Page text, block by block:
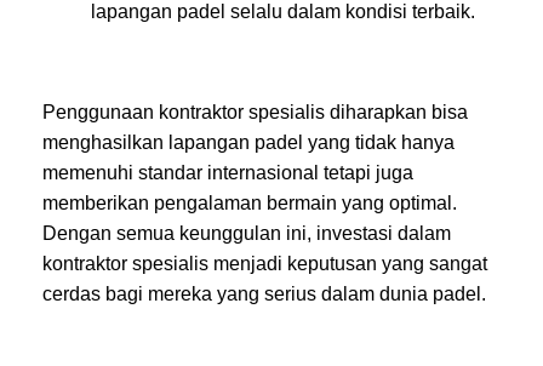
lapangan padel selalu dalam kondisi terbaik.
Penggunaan kontraktor spesialis diharapkan bisa
menghasilkan lapangan padel yang tidak hanya
memenuhi standar internasional tetapi juga
memberikan pengalaman bermain yang optimal.
Dengan semua keunggulan ini, investasi dalam
kontraktor spesialis menjadi keputusan yang sangat
cerdas bagi mereka yang serius dalam dunia padel.